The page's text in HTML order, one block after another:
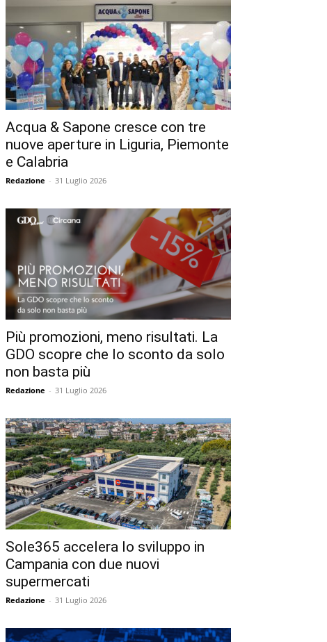
Acqua & Sapone cresce con tre
nuove aperture in Liguria, Piemonte
e Calabria
Redazione - 31 Luglio 2026
Più promozioni, meno risultati. La
GDO scopre che lo sconto da solo
non basta più
Redazione - 31 Luglio 2026
Sole365 accelera lo sviluppo in
Campania con due nuovi
supermercati
Redazione - 31 Luglio 2026